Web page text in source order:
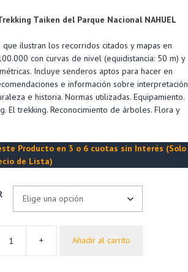
Taiken del Parque Nacional NAHUEL
que ilustran los recorridos citados y mapas en
con curvas de nivel (equidistancia: 50 m) y
Incluye senderos aptos para hacer en
e información sobre interpretación
e historia. Normas utilizadas. Equipamiento.
El trekking. Reconocimiento de árboles. Flora y
Producto en 3 o 6 cuotas sin Interés (Solo
de Lista)
+ Añadir al carrito